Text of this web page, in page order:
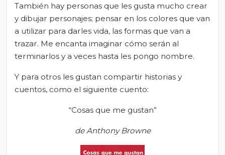
También hay personas que les gusta mucho crear
y dibujar personajes; pensar en los colores que van
a utilizar para darles vida, las formas que van a
trazar. Me encanta imaginar cómo serán al
terminarlos y a veces hasta les pongo nombre.
Y para otros les gustan compartir historias y
cuentos, como el siguiente cuento:
“Cosas que me gustan”
de Anthony Browne